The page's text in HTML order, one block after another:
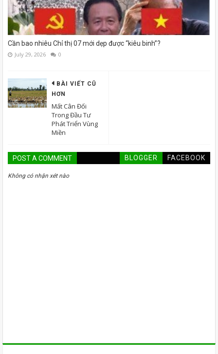
Cần bao nhiêu Chỉ thị 07 mới dẹp được “kiêu binh”?
July 29, 2026 0
BÀI VIẾT CŨ
HƠN
Mất Cân Đối
Trong Đầu Tư
Phát Triển Vùng
Miền
POST A COMMENT BLOGGER FACEBOOK
Không có nhận xét nào